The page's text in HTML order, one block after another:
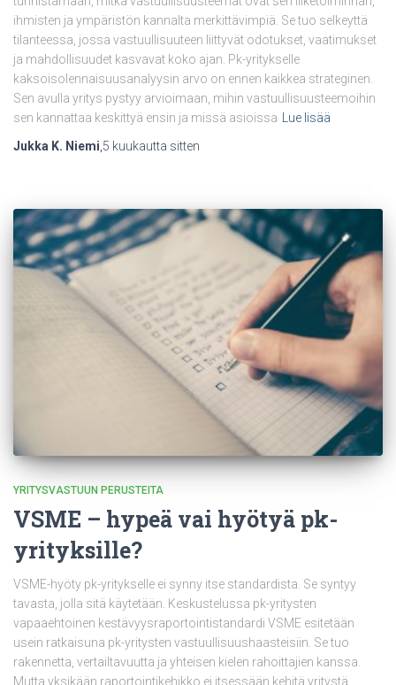
ihmisten ja ympäristön kannalta merkittävimpiä. Se tuo selkeyttä
tilanteessa, jossa vastuullisuuteen liittyvät odotukset, vaatimukset
ja mahdollisuudet kasvavat koko ajan. Pk-yritykselle
kaksoisolennaisuusanalyysin arvo on ennen kaikkea strateginen.
Sen avulla yritys pystyy arvioimaan, mihin vastuullisuusteemoihin
sen kannattaa keskittyä ensin ja missä asioissa Lue lisää
Jukka K. Niemi,5 kuukautta sitten
YRITYSVASTUUN PERUSTEITA
VSME – hypeä vai hyötyä pk-
yrityksille?
VSME-hyöty pk-yritykselle ei synny itse standardista. Se syntyy
tavasta, jolla sitä käytetään. Keskustelussa pk-yritysten
vapaaehtoinen kestävyysraportointistandardi VSME esitetään
usein ratkaisuna pk-yritysten vastuullisuushaasteisiin. Se tuo
rakennetta, vertailtavuutta ja yhteisen kielen rahoittajien kanssa.
Mutta yksikään raportointikehikko ei itsessään kehitä yritystä.